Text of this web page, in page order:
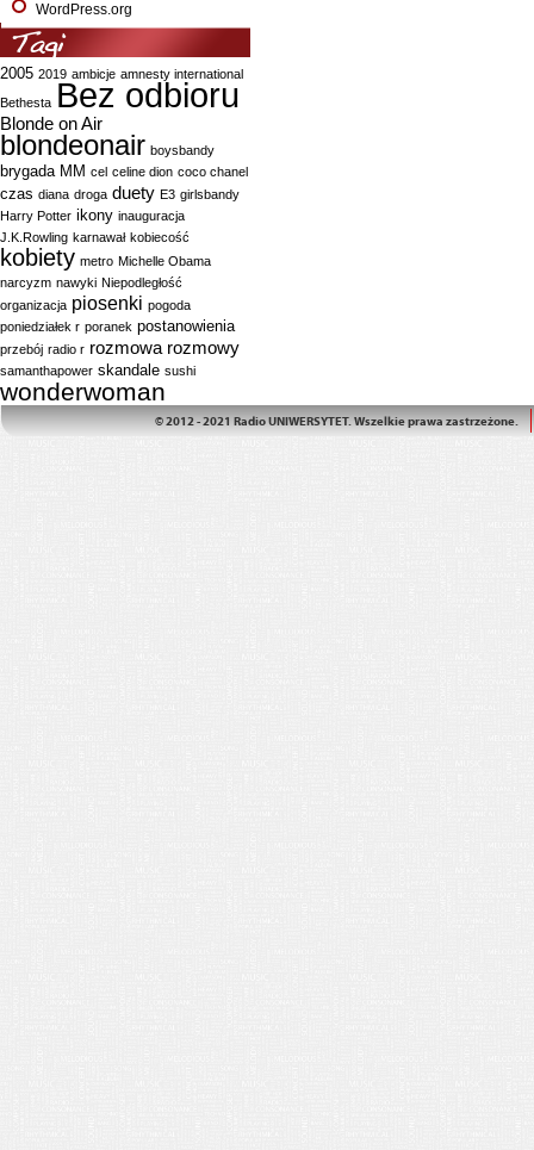
WordPress.org
Tagi
2005 2019 ambicje amnesty international
Bethesta Bez odbioru
Blonde on Air
blondeonair boysbandy
brygada MM cel celine dion coco chanel
czas diana droga duety E3 girlsbandy
Harry Potter ikony inauguracja
J.K.Rowling karnawał kobiecość
kobiety metro Michelle Obama
narcyzm nawyki Niepodległość
organizacja piosenki pogoda
poniedziałek r poranek postanowienia
przebój radio r rozmowa rozmowy
samanthapower skandale sushi
wonderwoman
© 2012 - 2021 Radio UNIWERSYTET. Wszelkie prawa zastrzeżone.